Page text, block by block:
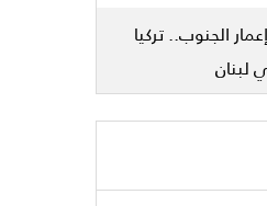
الجنوب.. تركيا
لبنان